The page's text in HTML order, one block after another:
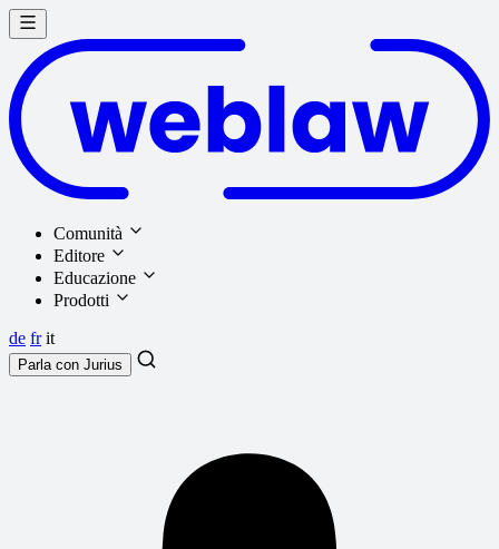
Comunità
Editore
Educazione
Prodotti
de fr it
Parla con Jurius